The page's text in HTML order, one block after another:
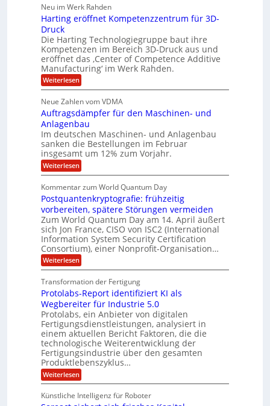
r
h
l
t
6
5
M
i
l
l
i
o
n
e
U
S
-
D
o
l
l
r
e
s
n
g
i
n
e
r
i
n
g
f
ü
r
E
M
E
A
u
n
d
L
a
t
e
i
n
a
m
e
r
i
k
r
i
e
r
s
i
o
n
3
.
2
p
ü
b
r
n
i
m
m
t
A
p
s
o
l
u
t
o
m
S
a
u
e
r
e
s
i
w
i
r
d
C
h
i
e
f
C
u
s
t
o
m
e
r
O
ff
c
e
Neu im Werk Rahden
Harting eröffnet Kompetenzzentrum für 3D-
Druck
Die Harting Technologiegruppe baut ihre
Kompetenzen im Bereich 3D-Druck aus und
eröffnet das ‚Center of Competence Additive
Manufacturing‘ im Werk Rahden.
Weiterlesen:
H
r
t
i
n
g
e
r
ö
f
n
e
t
K
o
m
p
e
t
e
n
z
e
n
t
r
u
m
f
ü
r
3
D
D
Neue Zahlen vom VDMA
Auftragsdämpfer für den Maschinen- und
Anlagenbau
Im deutschen Maschinen- und Anlagenbau
sanken die Bestellungen im Februar
insgesamt um 12% zum Vorjahr.
Weiterlesen:
A
f
t
r
a
g
s
d
ä
m
p
e
f
ü
r
d
e
n
M
a
s
c
h
n
Kommentar zum World Quantum Day
Postquantenkryptografie: frühzeitig
vorbereiten, spätere Störungen vermeiden
Zum World Quantum Day am 14. April äußert
sich Jon France, CISO von ISC2 (International
Information System Security Certification
Consortium), einer Nonprofit-Organisation…
Weiterlesen:
P
s
t
q
u
a
n
t
e
n
k
r
y
p
t
o
Transformation der Fertigung
Protolabs-Report identifiziert KI als
Wegbereiter für Industrie 5.0
Protolabs, ein Anbieter von digitalen
Fertigungsdienstleistungen, analysiert in
einem aktuellen Bericht Faktoren, die die
technologische Weiterentwicklung der
Fertigungsindustrie über den gesamten
Produktlebenszyklus…
Weiterlesen:
P
o
Künstliche Intelligenz für Roboter